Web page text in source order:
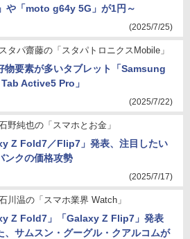
や「moto g64y 5G」が1円～
(2025/7/25)
スタパ齋藤の「スタパトロニクスMobile」
物要素が多いタブレット「Samsung
Active5 Pro」
(2025/7/22)
野純也の「スマホとお金」
Z Fold7／Flip7」発表、注目したい
ンクの価格攻勢
(2025/7/17)
川温の「スマホ業界 Watch」
Z Fold7」「Galaxy Z Flip7」発表
、サムスン・グーグル・クアルコムが